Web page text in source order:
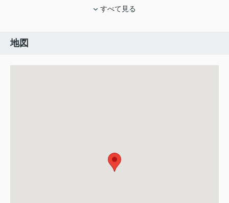
すべて見る
地図